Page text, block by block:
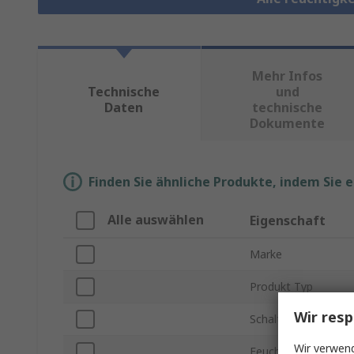
Technische
Daten
Mehr Infos
und
technische
Dokumente
Finden Sie ähnliche Produkte, indem
Alle auswählen Eigenschaft
Marke
Produkt Typ
Schaltkonfiguration
Wir
Wir